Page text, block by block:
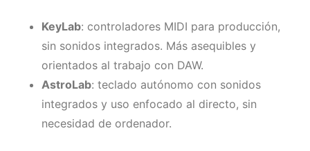
KeyLab: controladores MIDI para producción,
sin sonidos integrados. Más asequibles y
orientados al trabajo con DAW.
AstroLab: teclado autónomo con sonidos
integrados y uso enfocado al directo, sin
necesidad de ordenador.